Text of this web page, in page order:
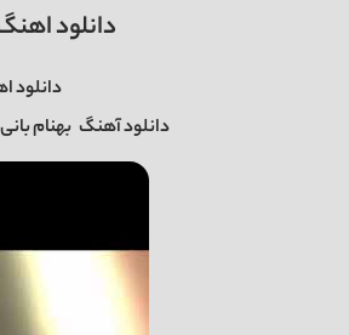
دانلود
دانلود
دانلود آهنگ بهنام بانی